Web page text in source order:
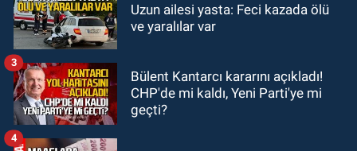
18:36AK Parti teşkilatları
GÜNDEM
18:18Gurbetçi Elmaslar
Zonguldakspor’a destek oldu
Uzun ailesi yasta: Feci kazada ölü
ve yaralılar var
Bülent Kantarcı kararını açıkladı!
CHP'de mi kaldı, Yeni Parti'ye mi
geçti?
3
4